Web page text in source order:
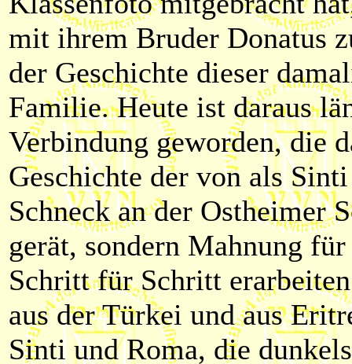
mit ihrem Bruder Donatus
der Geschichte dieser
Familie. Heute ist daraus
Verbindung geworden, die
Geschichte der von als
Schneck an der Ostheimer
gerät, sondern Mahnung
Schritt für Schritt
aus der Türkei und aus
Sinti und Roma, die